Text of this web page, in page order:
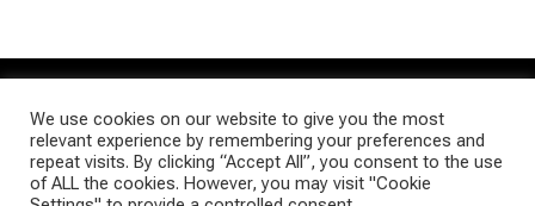
TERMS AND CONDITIONS PRIVACY POLICY SITEMAP
© Emigrants Life WordPress Theme by TagDiv
We use cookies on our website to give you the most
relevant experience by remembering your preferences and
repeat visits. By clicking “Accept All”, you consent to the use
of ALL the cookies. However, you may visit "Cookie